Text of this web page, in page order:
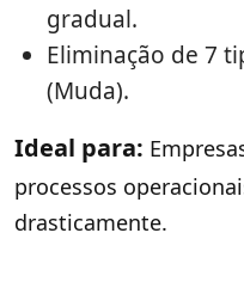
gradual.
Eliminação de 7
(Muda).
Ideal para:
processos
drasticamente.